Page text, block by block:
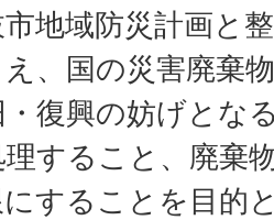
地域防災計画と
、国の災害廃棄
復興の妨げとな
すること、廃棄
することを目的